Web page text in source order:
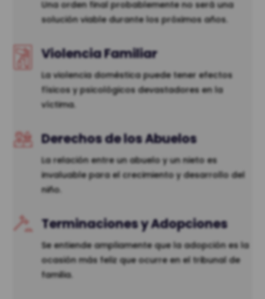
Una orden final probablemente no será una
solución viable durante los próximos años.
Violencia Familiar
La violencia doméstica puede tener efectos
físicos y psicológicos devastadores en la
víctima.
Derechos de los Abuelos
La relación entre un abuelo y un nieto es
invaluable para el crecimiento y desarrollo del
niño.
Terminaciones y Adopciones
Se entiende ampliamente que la adopción es la
ocasión más feliz que ocurre en el tribunal de
familia.